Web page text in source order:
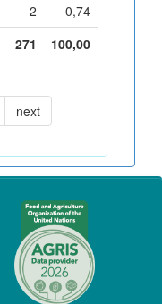
2
0,74
271
100,00
next